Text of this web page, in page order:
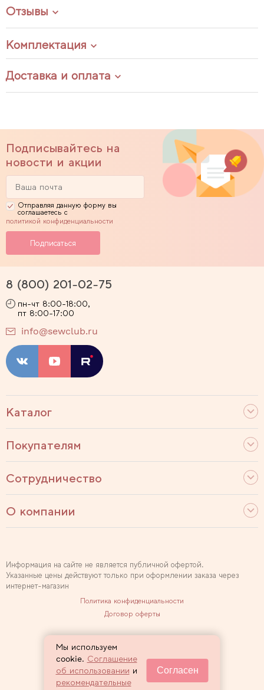
Отзывы
Комплектация
Доставка и оплата
Подписывайтесь на
новости и акции
Отправляя данную форму вы
соглашаетесь с
политикой конфиденциальности
Каталог
Покупателям
Сотрудничество
О компании
8 (800) 201-02-75
пн-чт 8:00-18:00,
пт 8:00-17:00
info@sewclub.ru
2007 — 2026 Sewclub
Информация на сайте не является публичной офертой.
Указанные цены действуют только при оформлении заказа через
интернет-магазин
Политика конфиденциальности
Договор оферты
Мы используем
cookie. Соглашение
об использовании и
рекомендательные
Согласен